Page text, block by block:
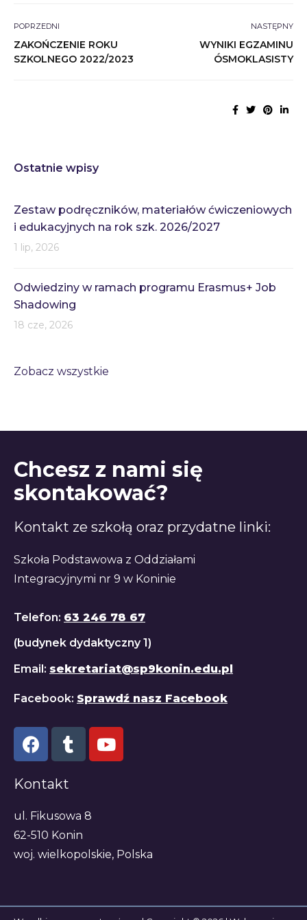
POPRZEDNI
ZAKOŃCZENIE ROKU
SZKOLNEGO 2022/2023
NASTĘPNY
WYNIKI EGZAMINU
ÓSMOKLASISTY
Ostatnie wpisy
Zestaw podręczników, materiałów ćwiczeniowych
i edukacyjnych na rok szk. 2026/2027
1 lip, 2026
Odwiedziny w ramach programu Erasmus+ Job
Shadowing
18 cze, 2026
Zobacz wszystkie
Chcesz z nami się
skontakować?
Kontakt ze szkołą oraz przydatne linki:
Szkoła Podstawowa z Oddziałami
Integracyjnymi nr 9 w Koninie
Telefon: 63 246 78 67
(budynek dydaktyczny 1)
Email: sekretariat@sp9konin.edu.pl
Facebook: Sprawdź nasz Facebook
Kontakt
ul. Fikusowa 8
62-510 Konin
woj. wielkopolskie, Polska